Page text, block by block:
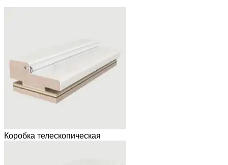
Коробка телескопическая